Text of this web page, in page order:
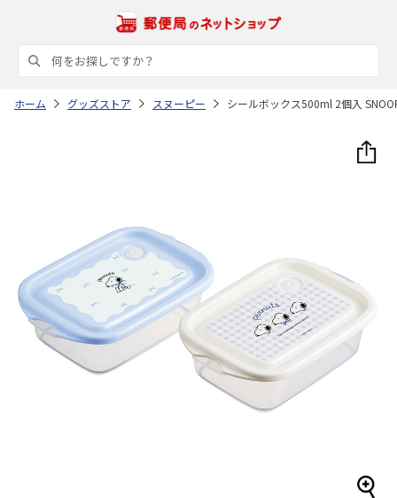
ホーム グッズストア スヌーピー シールボックス500ml 2個入